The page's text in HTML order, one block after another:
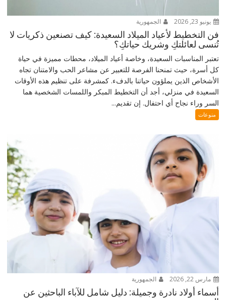
يونيو 23, 2026 الجمهورية
فن التخطيط لأعياد الميلاد السعيدة: كيف تصنعين ذكريات لا
تُنسى لعائلتكِ وشريك حياتكِ؟
تعتبر المناسبات السعيدة، وخاصة أعياد الميلاد، محطات مميزة في حياة
كل أسرة، حيث تمنحنا الفرصة للتعبير عن مشاعر الحب والامتنان تجاه
الأشخاص الذين يملؤون حياتنا بالدفء. كمشرفة على تنظيم هذه الأوقات
السعيدة في منزلي، أجد أن التخطيط المبكر واللمسات الشخصية هما
السر وراء نجاح أي احتفال. إن تقديم...
منوعات
مارس 22, 2026 الجمهورية
أسماء أولاد نادرة وجميلة: دليل شامل للآباء الباحثين عن